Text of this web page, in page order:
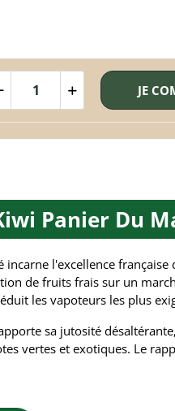
JE
Panier Du
l'excellence française
de fruits frais sur un
les vapoteurs les plus
sa jutosité
vertes et exotiques. Le